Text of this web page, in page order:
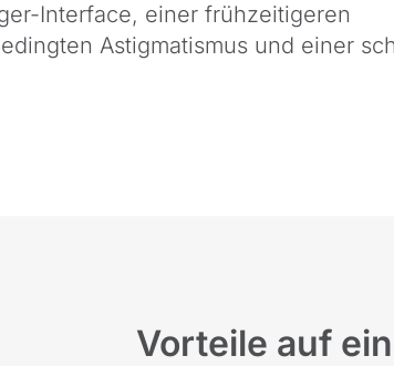
Interface, einer frühzeitigeren
Astigmatismus und einer
Vorteile auf